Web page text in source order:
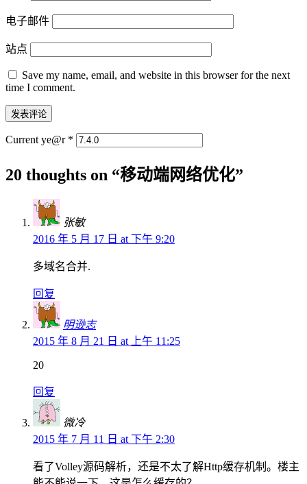
电子邮件
站点
Save my name, email, and website in this browser for the next
time I comment.
Current ye@r *
20 thoughts on “移动端网络优化”
张敏
2016 年 5 月 17 日 at 下午 9:20
多域名合并.
回复
明逊志
2015 年 8 月 21 日 at 上午 11:25
20
回复
微冷
2015 年 7 月 11 日 at 下午 2:30
看了Volley源码解析，还是不太了解Http缓存机制。楼主